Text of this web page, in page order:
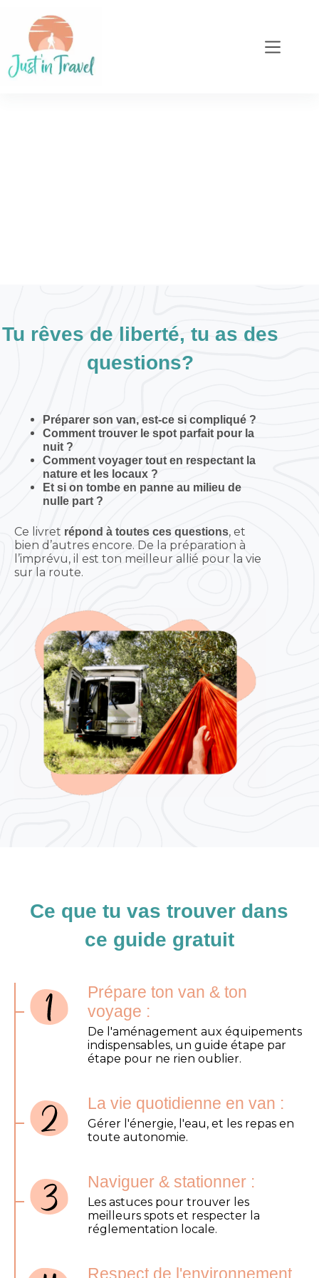
Tu rêves de liberté, tu as des
questions?
Préparer son van, est-ce si compliqué ?
Comment trouver le spot parfait pour la
nuit ?
Comment voyager tout en respectant la
nature et les locaux ?
Et si on tombe en panne au milieu de
nulle part ?
Ce livret répond à toutes ces questions, et
bien d’autres encore. De la préparation à
l’imprévu, il est ton meilleur allié pour la vie
sur la route.
Ce que tu vas trouver dans
ce guide gratuit
Prépare ton van & ton
voyage :
De l'aménagement aux équipements
indispensables, un guide étape par
étape pour ne rien oublier.
La vie quotidienne en van :
Gérer l'énergie, l'eau, et les repas en
toute autonomie.
Naviguer & stationner :
Les astuces pour trouver les
meilleurs spots et respecter la
réglementation locale.
Respect de l'environnement